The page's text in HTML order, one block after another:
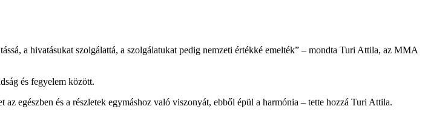
a hivatásukat szolgálattá, a szolgálatukat pedig nemzeti értékké emelték” – mondta Turi Attila, az MMA
és fegyelem között.
egészben és a részletek egymáshoz való viszonyát, ebből épül a harmónia – tette hozzá Turi Attila.